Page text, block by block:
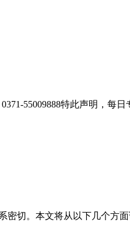
55009888特此声明，每日
切。本文将从以下几个方